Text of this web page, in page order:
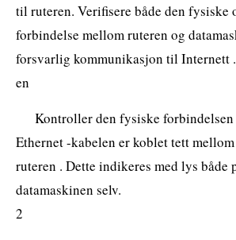
til ruteren. Verifisere både den fysiske
forbindelse mellom ruteren og
forsvarlig kommunikasjon til Internett
en
Kontroller den fysiske forbindelsen
Ethernet -kabelen er koblet tett
ruteren . Dette indikeres med lys både
datamaskinen selv.
2